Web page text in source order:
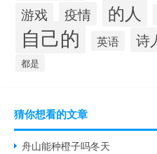
游戏 疫情 的人
自己的 英语 诗
都是
猜你想看的文章
舟山能种橙子吗冬天